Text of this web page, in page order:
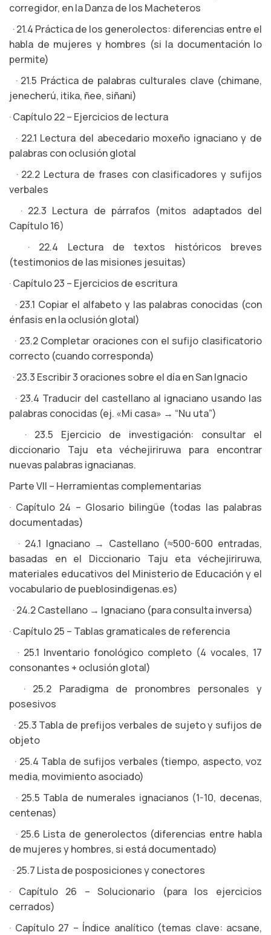
corregidor, en la Danza de los Macheteros
· 21.4 Práctica de los generolectos: diferencias entre el
habla de mujeres y hombres (si la documentación lo
permite)
· 21.5 Práctica de palabras culturales clave (chimane,
jenecherú, itika, ñee, siñani)
· Capítulo 22 – Ejercicios de lectura
· 22.1 Lectura del abecedario moxeño ignaciano y de
palabras con oclusión glotal
· 22.2 Lectura de frases con clasificadores y sufijos
verbales
· 22.3 Lectura de párrafos (mitos adaptados del
Capítulo 16)
· 22.4 Lectura de textos históricos breves
(testimonios de las misiones jesuitas)
· Capítulo 23 – Ejercicios de escritura
· 23.1 Copiar el alfabeto y las palabras conocidas (con
énfasis en la oclusión glotal)
· 23.2 Completar oraciones con el sufijo clasificatorio
correcto (cuando corresponda)
· 23.3 Escribir 3 oraciones sobre el día en San Ignacio
· 23.4 Traducir del castellano al ignaciano usando las
palabras conocidas (ej. «Mi casa» → “Nu uta”)
· 23.5 Ejercicio de investigación: consultar el
diccionario Taju eta véchejiriruwa para encontrar
nuevas palabras ignacianas.
Parte VII – Herramientas complementarias
· Capítulo 24 – Glosario bilingüe (todas las palabras
documentadas)
· 24.1 Ignaciano → Castellano (≈500-600 entradas,
basadas en el Diccionario Taju eta véchejiriruwa,
materiales educativos del Ministerio de Educación y el
vocabulario de pueblosindigenas.es)
· 24.2 Castellano → Ignaciano (para consulta inversa)
· Capítulo 25 – Tablas gramaticales de referencia
· 25.1 Inventario fonológico completo (4 vocales, 17
consonantes + oclusión glotal)
· 25.2 Paradigma de pronombres personales y
posesivos
· 25.3 Tabla de prefijos verbales de sujeto y sufijos de
objeto
· 25.4 Tabla de sufijos verbales (tiempo, aspecto, voz
media, movimiento asociado)
· 25.5 Tabla de numerales ignacianos (1-10, decenas,
centenas)
· 25.6 Lista de generolectos (diferencias entre habla
de mujeres y hombres, si está documentado)
· 25.7 Lista de posposiciones y conectores
· Capítulo 26 – Solucionario (para los ejercicios
cerrados)
· Capítulo 27 – Índice analítico (temas clave: acsane,